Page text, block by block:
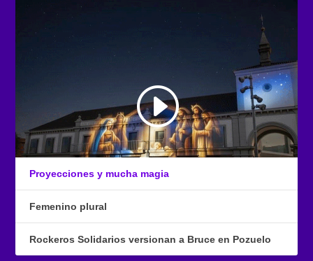
Proyecciones y mucha magia
Femenino plural
Rockeros Solidarios versionan a Bruce en Pozuelo